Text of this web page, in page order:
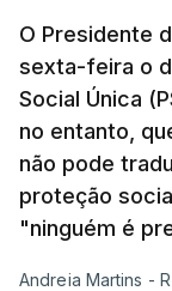
O Presidente
sexta-feira o
Social Única
no entanto,
não pode
proteção
"ninguém é
Andreia Martins -